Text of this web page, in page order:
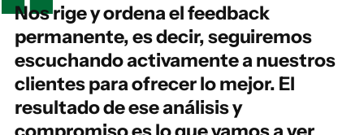
Nos rige y ordena el feedback
permanente, es decir, seguiremos
escuchando activamente a nuestros
clientes para ofrecer lo mejor. El
resultado de ese análisis y